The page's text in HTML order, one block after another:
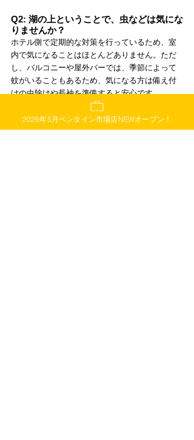
Q2: 湖の上ということで、虫などは気にな
りませんか？
ホテル側で定期的な対策を行っているため、室
内で気になることはほとんどありません。ただ
し、バルコニーや屋外バーでは、季節によって
蚊がいることもあるため、気になる方は備え付
けの虫除けや長袖を準備すると安心です。
Q3: 宿泊者以外でもレストランやバーは利
用できますか？
2026年5月ベンタイン市場店NEWオープン！